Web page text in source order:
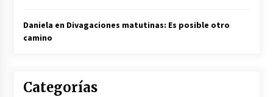
Daniela en Divagaciones matutinas: Es posible otro
camino
Categorías